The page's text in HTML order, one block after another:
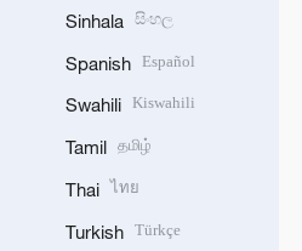
Sinhala සිංහල
Spanish Español
Swahili Kiswahili
Tamil தமிழ்
Thai ไทย
Turkish Türkçe